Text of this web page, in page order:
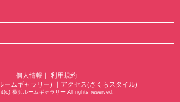
個人情報 ｜ 利用規約
ームギャラリー) ｜ アクセス(さくらスタイル)
横浜ルームギャラリー All rights reserved.